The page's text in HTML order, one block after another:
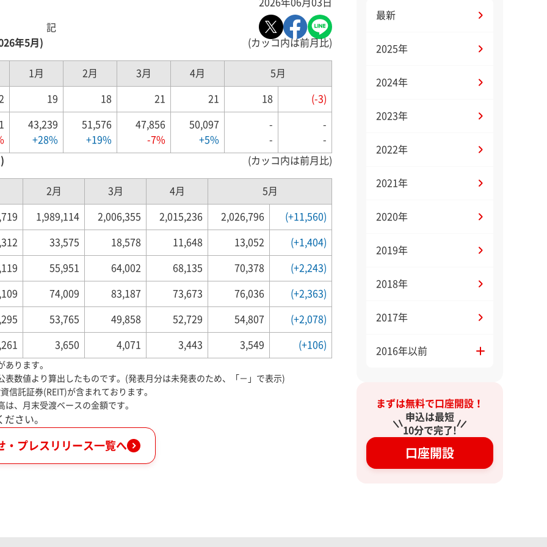
2026年06月03日
記
年5月)
(カッコ内は前月比)
1月 2月 3月 4月 5月
19 18 21 21 18 (-3)
43,239
+28%
51,576
+19%
47,856
-7%
50,097
+5%
-
-
-
-
(カッコ内は前月比)
2月 3月 4月 5月
1,989,114 2,006,355 2,015,236 2,026,796 (+11,560)
33,575 18,578 11,648 13,052 (+1,404)
55,951 64,002 68,135 70,378 (+2,243)
74,009 83,187 73,673 76,036 (+2,363)
53,765 49,858 52,729 54,807 (+2,078)
3,650 4,071 3,443 3,549 (+106)
ります。
数値より算出したものです。(発表月分は未発表のため、「－」で表示)
信託証券(REIT)が含まれております。
、月末受渡ベースの金額です。
さい。
・プレスリリース一覧へ
最新
2025年
2024年
2023年
2022年
2021年
2020年
2019年
2018年
2017年
2016年以前
まずは無料で口座開設！
申込は最短
10分で完了!
口座開設